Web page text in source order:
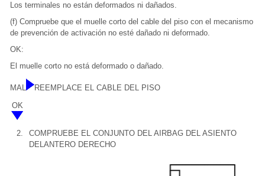
Los terminales no están deformados ni dañados.
(f) Compruebe que el muelle corto del cable del piso con el mecanismo
de prevención de activación no esté dañado ni deformado.
OK:
El muelle corto no está deformado o dañado.
MAL
REEMPLACE EL CABLE DEL PISO
OK
2.
COMPRUEBE EL CONJUNTO DEL AIRBAG DEL ASIENTO
DELANTERO DERECHO